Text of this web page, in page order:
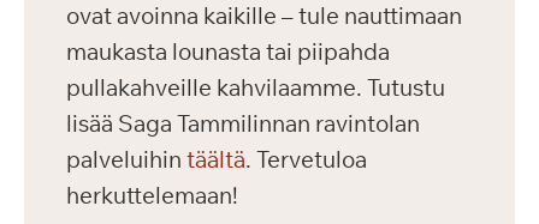
ovat avoinna kaikille – tule nauttimaan
maukasta lounasta tai piipahda
pullakahveille kahvilaamme. Tutustu
lisää Saga Tammilinnan ravintolan
palveluihin täältä. Tervetuloa
herkuttelemaan!